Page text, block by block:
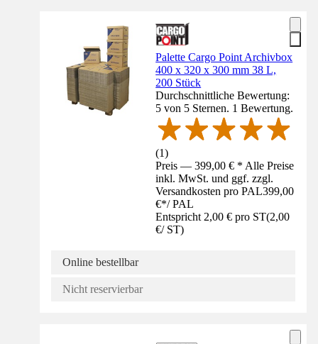
Palette Cargo Point Archivbox
400 x 320 x 300 mm 38 L,
200 Stück
Durchschnittliche Bewertung:
5 von 5 Sternen. 1 Bewertung.
(1)
Preis — 399,00 € * Alle Preise
inkl. MwSt. und ggf. zzgl.
Versandkosten pro PAL399,00
€*/ PAL
Entspricht 2,00 € pro ST(2,00
€/ ST)
Online bestellbar
Nicht reservierbar